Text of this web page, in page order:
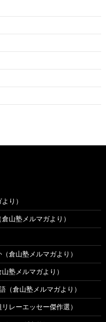
り）
山塾メルマガより）
倉山塾メルマガより）
塾メルマガより）
倉山塾メルマガより）
レーエッセー傑作選）